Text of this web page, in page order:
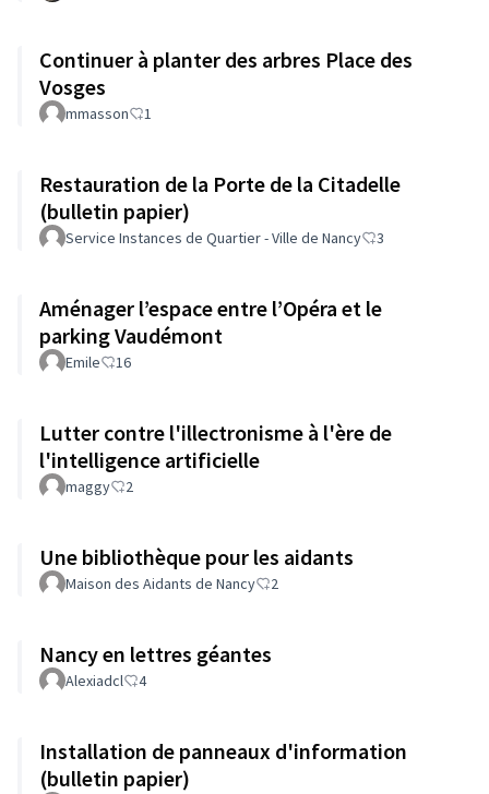
Continuer à planter des arbres Place des
Vosges
mmasson 1
Restauration de la Porte de la Citadelle
(bulletin papier)
Service Instances de Quartier - Ville de Nancy 3
Aménager l’espace entre l’Opéra et le
parking Vaudémont
Emile 16
Lutter contre l'illectronisme à l'ère de
l'intelligence artificielle
maggy 2
Une bibliothèque pour les aidants
Maison des Aidants de Nancy 2
Nancy en lettres géantes
Alexiadcl 4
Installation de panneaux d'information
(bulletin papier)